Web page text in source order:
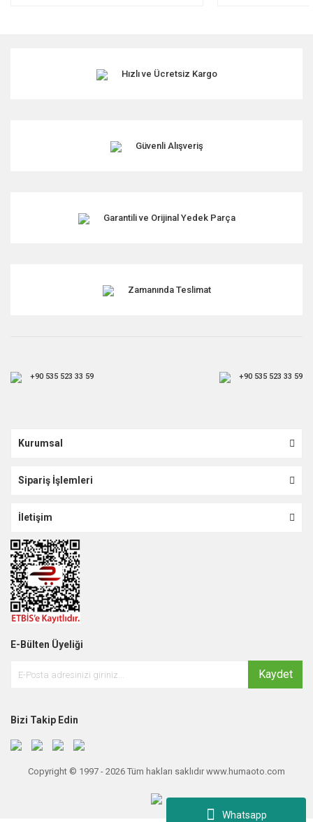
Whatsapp
Hızlı ve Ücretsiz Kargo
Güvenli Alışveriş
Garantili ve Orijinal Yedek Parça
Zamanında Teslimat
+90 535 523 33 59 +90 535 523 33 59
Kurumsal
Sipariş İşlemleri
İletişim
E-Bülten Üyeliği
Kaydet
Bizi Takip Edin
Copyright © 1997 - 2026 Tüm hakları saklıdır www.humaoto.com